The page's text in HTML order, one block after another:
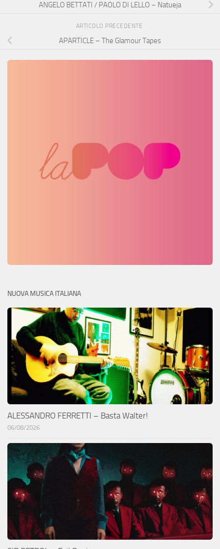
ANGELO BETTATI / PAOLO DI LELLO – Natueja
ARTICOLO PRECEDENTE
APARTICLE – The Glamour Tapes
NUOVA MUSICA ITALIANA
ALESSANDRO FERRETTI – Basta Walter!
06/08/2026